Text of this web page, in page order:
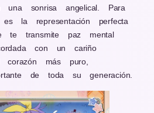
sonrisa angelical. Para
la representación perfecta
te transmite paz mental
con un cariño
más puro,
de toda su generación.